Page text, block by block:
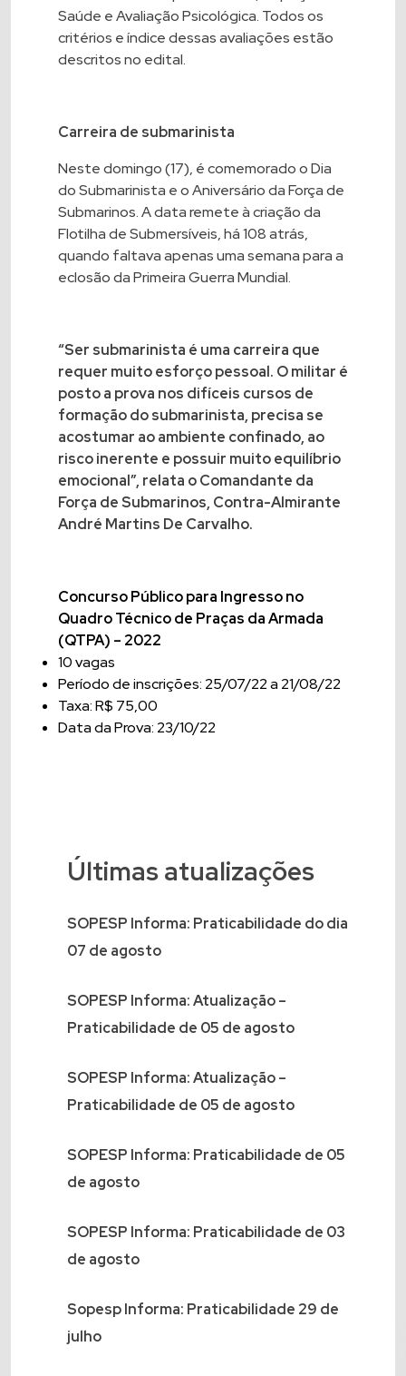
Saúde e Avaliação Psicológica. Todos os
critérios e índice dessas avaliações estão
descritos no edital.
Carreira de submarinista
Neste domingo (17), é comemorado o Dia
do Submarinista e o Aniversário da Força de
Submarinos. A data remete à criação da
Flotilha de Submersíveis, há 108 atrás,
quando faltava apenas uma semana para a
eclosão da Primeira Guerra Mundial.
“Ser submarinista é uma carreira que
requer muito esforço pessoal. O militar é
posto a prova nos difíceis cursos de
formação do submarinista, precisa se
acostumar ao ambiente confinado, ao
risco inerente e possuir muito equilíbrio
emocional”, relata o Comandante da
Força de Submarinos, Contra-Almirante
André Martins De Carvalho.
Concurso Público para Ingresso no
Quadro Técnico de Praças da Armada
(QTPA) – 2022
10 vagas
Período de inscrições: 25/07/22 a 21/08/22
Taxa: R$ 75,00
Data da Prova: 23/10/22
Últimas atualizações
SOPESP Informa: Praticabilidade do dia
07 de agosto
SOPESP Informa: Atualização –
Praticabilidade de 05 de agosto
SOPESP Informa: Atualização –
Praticabilidade de 05 de agosto
SOPESP Informa: Praticabilidade de 05
de agosto
SOPESP Informa: Praticabilidade de 03
de agosto
Sopesp Informa: Praticabilidade 29 de
julho